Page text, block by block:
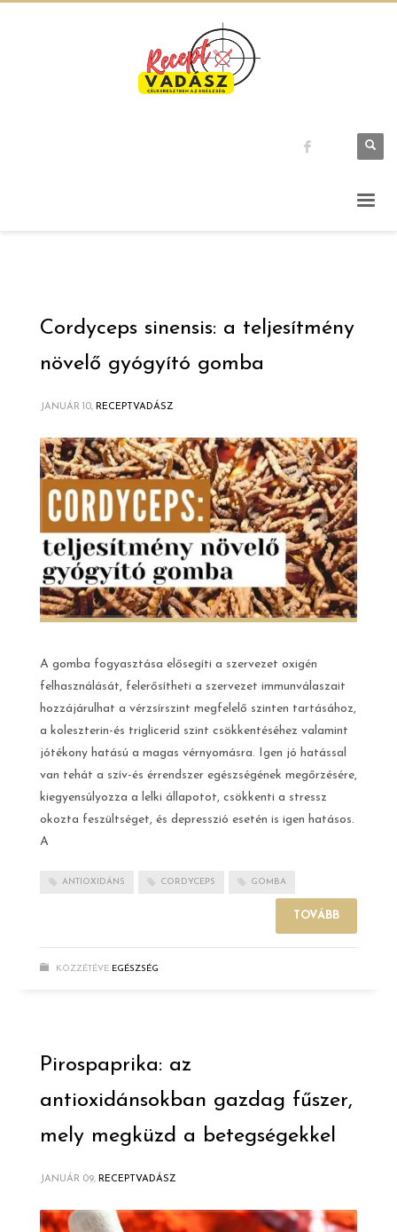
Cordyceps sinensis: a teljesítmény
növelő gyógyító gomba
JANUÁR 10, RECEPTVADÁSZ
A gomba fogyasztása elősegíti a szervezet oxigén
felhasználását, felerősítheti a szervezet immunválaszait
hozzájárulhat a vérzsírszint megfelelő szinten tartásához,
a koleszterin-és triglicerid szint csökkentéséhez valamint
jótékony hatású a magas vérnyomásra. Igen jó hatással
van tehát a szív-és érrendszer egészségének megőrzésére,
kiegyensúlyozza a lelki állapotot, csökkenti a stressz
okozta feszültséget, és depresszió esetén is igen hatásos.
A
ANTIOXIDÁNS CORDYCEPS GOMBA
TOVÁBB
KÖZZÉTÉVE EGÉSZSÉG
Pirospaprika: az
antioxidánsokban gazdag fűszer,
mely megküzd a betegségekkel
JANUÁR 09, RECEPTVADÁSZ